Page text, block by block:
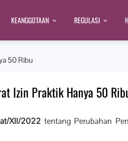
KEANGGOTAAN REGULASI
50 Ribu
Izin Praktik Hanya 50
XII/2022 tentang Perubahan